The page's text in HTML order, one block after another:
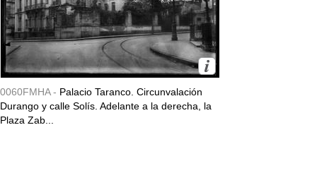
0060FMHA - Palacio Taranco. Circunvalación
Durango y calle Solís. Adelante a la derecha, la
Plaza Zab...